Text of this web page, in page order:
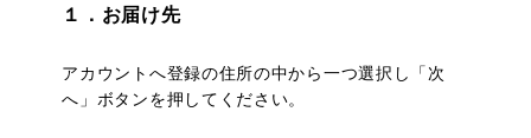
１．お届け先
アカウントへ登録の住所の中から一つ選択し「次
へ」ボタンを押してください。